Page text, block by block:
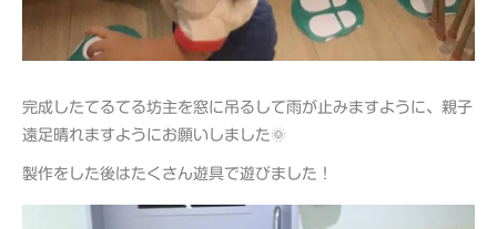
完成したてるてる坊主を窓に吊るして雨が止みますように、親子
遠足晴れますようにお願いしました🌞
製作をした後はたくさん遊具で遊びました！